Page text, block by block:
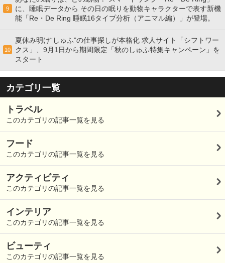
9
に、睡眠データから その日の眠りを動物キャラクターで表す新機
能「Re・De Ring 睡眠16タイプ分析（アニマル編）」が登場。
10
夏休み明け“しゅふ”の仕事探しが本格化 求人サイト「シフトワー
クス」、9月1日から期間限定「秋のしゅふ特集キャンペーン」を
スタート
カテゴリ一覧
トラベル
このカテゴリの記事一覧を見る
フード
このカテゴリの記事一覧を見る
アクティビティ
このカテゴリの記事一覧を見る
インテリア
このカテゴリの記事一覧を見る
ビューティ
このカテゴリの記事一覧を見る